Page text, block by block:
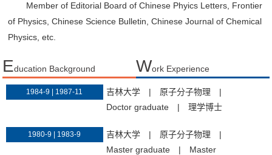
Member of Editorial Board of Chinese Phyics Letters, Frontier
of Physics, Chinese Science Bulletin, Chinese Journal of Chemical
Physics, etc
Education Background Work Experience
1984-9 | 1987-11 吉林大学 | 原子分子物理
|
Doctor graduate
| 理学博士
1980-9 | 1983-9 吉林大学 | 原子分子物理
|
Master graduate
| Master